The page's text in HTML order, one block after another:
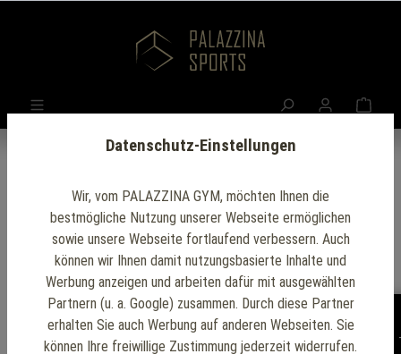
Datenschutz-Einstellungen
Wir, vom PALAZZINA GYM, möchten Ihnen die
bestmögliche Nutzung unserer Webseite ermöglichen
sowie unsere Webseite fortlaufend verbessern. Auch
können wir Ihnen damit nutzungsbasierte Inhalte und
Werbung anzeigen und arbeiten dafür mit ausgewählten
Partnern (u. a. Google) zusammen. Durch diese Partner
erhalten Sie auch Werbung auf anderen Webseiten. Sie
können Ihre freiwillige Zustimmung jederzeit widerrufen.